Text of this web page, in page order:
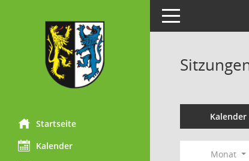
Startseite
Kalender
Toggle navigation
Kalender
Monat